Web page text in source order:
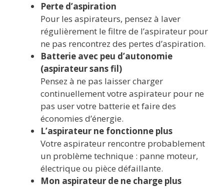
Perte d’aspiration
Pour les aspirateurs, pensez à laver
régulièrement le filtre de l’aspirateur pour
ne pas rencontrez des pertes d’aspiration.
Batterie avec peu d’autonomie
(aspirateur sans fil)
Pensez à ne pas laisser charger
continuellement votre aspirateur pour ne
pas user votre batterie et faire des
économies d’énergie.
L’aspirateur ne fonctionne plus
Votre aspirateur rencontre probablement
un problème technique : panne moteur,
électrique ou pièce défaillante.
Mon aspirateur de ne charge plus